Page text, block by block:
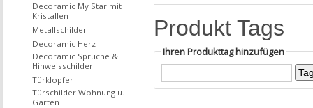
Produkt Tags
Ihren Produkttag hinzufügen
Decoramic My Star mit
Kristallen
Metallschilder
Decoramic Herz
Decoramic Sprüche &
Hinweisschilder
Türklopfer
Türschilder Wohnung u.
Garten